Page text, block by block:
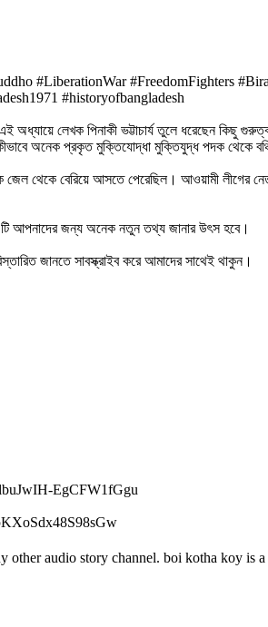
#LiberationWar #FreedomFighters
#historyofbangladesh
লেখক পিনাকী ভট্টাচার্য তুলে ধরেছেন কিছু
অনেক প্রকৃত মুক্তিযোদ্ধা মুক্তিযুদ্ধ পদক থেকে
বেরিয়ে আসতে পেরেছিল। আওয়ামী লীগের
আপনাদের জন্য অনেক নতুন তথ্য জানার উৎস হবে।
জানতে সাবস্ক্রাইব করে আমাদের সাথেই থাকুন।
EgCFW1fGgu
other audio story channel. boi kotha koy is